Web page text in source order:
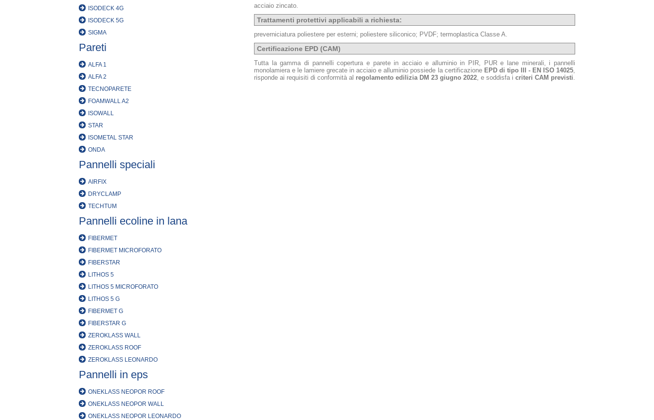
ISODECK 4G
ISODECK 5G
SIGMA
Pareti
ALFA 1
ALFA 2
TECNOPARETE
FOAMWALL A2
ISOWALL
STAR
ISOMETAL STAR
ONDA
Pannelli speciali
AIRFIX
DRYCLAMP
TECHTUM
Pannelli ecoline in lana
FIBERMET
FIBERMET MICROFORATO
FIBERSTAR
LITHOS 5
LITHOS 5 MICROFORATO
LITHOS 5 G
FIBERMET G
FIBERSTAR G
ZEROKLASS WALL
ZEROKLASS ROOF
ZEROKLASS LEONARDO
Pannelli in eps
ONEKLASS NEOPOR ROOF
ONEKLASS NEOPOR WALL
ONEKLASS NEOPOR LEONARDO
acciaio zincato.
Trattamenti protettivi applicabili a richiesta:
preverniciatura poliestere per esterni; poliestere siliconico; PVDF; termoplastica Classe A.
Certificazione EPD (CAM)
Tutta la gamma di pannelli copertura e parete in acciaio e alluminio in PIR, PUR e lane minerali, i pannelli
monolamiera e le lamiere grecate in acciaio e alluminio possiede la certificazione EPD di tipo III - EN ISO 14025
risponde ai requisiti di conformità al regolamento edilizia DM 23 giugno 2022 , e soddisfa i criteri CAM previsti